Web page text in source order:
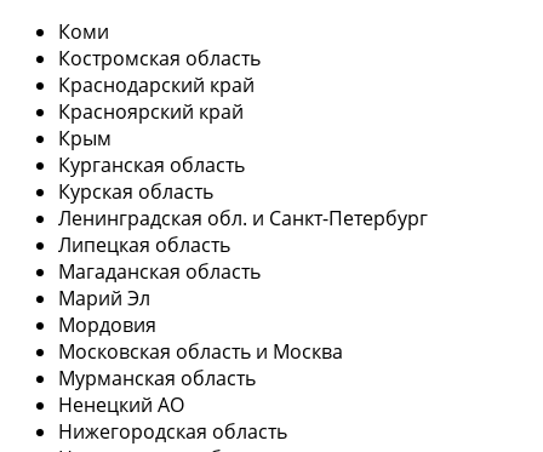
Коми
Костромская область
Краснодарский край
Красноярский край
Крым
Курганская область
Курская область
Ленинградская обл. и Санкт-Петербург
Липецкая область
Магаданская область
Марий Эл
Мордовия
Московская область и Москва
Мурманская область
Ненецкий АО
Нижегородская область